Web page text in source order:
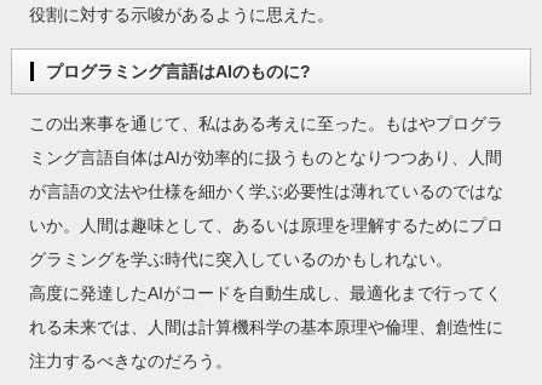
役割に対する示唆があるように思えた。
プログラミング言語はAIのものに?
この出来事を通じて、私はある考えに至った。もはやプログラ
ミング言語自体はAIが効率的に扱うものとなりつつあり、人間
が言語の文法や仕様を細かく学ぶ必要性は薄れているのではな
いか。人間は趣味として、あるいは原理を理解するためにプロ
グラミングを学ぶ時代に突入しているのかもしれない。
高度に発達したAIがコードを自動生成し、最適化まで行ってく
れる未来では、人間は計算機科学の基本原理や倫理、創造性に
注力するべきなのだろう。